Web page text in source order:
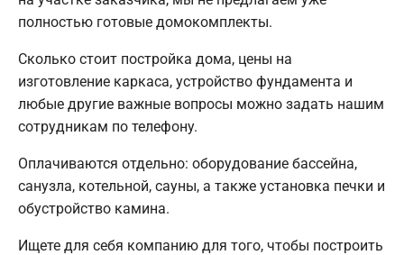
полностью готовые домокомплекты.
Сколько стоит постройка дома, цены на
изготовление каркаса, устройство фундамента и
любые другие важные вопросы можно задать нашим
сотрудникам по телефону.
Оплачиваются отдельно: оборудование бассейна,
санузла, котельной, сауны, а также установка печки и
обустройство камина.
Ищете для себя компанию для того, чтобы построить